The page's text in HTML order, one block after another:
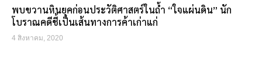
พบขวานหินยุคก่อนประวัติศาสตร์ในถ้ำ “ใจแผ่นดิน” นัก
โบราณคดีชี้เป็นเส้นทางการค้าเก่าแก่
4 สิงหาคม, 2020